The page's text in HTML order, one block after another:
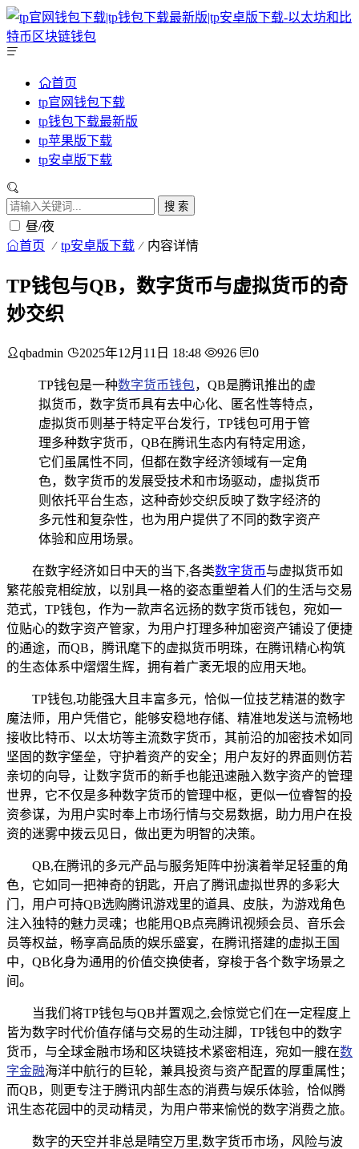
首页
tp官网钱包下载
tp钱包下载最新版
tp苹果版下载
tp安卓版下载
搜 索
昼/夜
首页 tp安卓版下载 内容详情
TP钱包与QB，数字货币与虚拟货币的奇
妙交织
qbadmin 2025年12月11日 18:48 926 0
TP钱包是一种数字货币钱包，QB是腾讯推出的虚
拟货币，数字货币具有去中心化、匿名性等特点，
虚拟货币则基于特定平台发行，TP钱包可用于管
理多种数字货币，QB在腾讯生态内有特定用途，
它们虽属性不同，但都在数字经济领域有一定角
色，数字货币的发展受技术和市场驱动，虚拟货币
则依托平台生态，这种奇妙交织反映了数字经济的
多元性和复杂性，也为用户提供了不同的数字资产
体验和应用场景。
在数字经济如日中天的当下,各类数字货币与虚拟货币如
繁花般竞相绽放，以别具一格的姿态重塑着人们的生活与交易
范式，TP钱包，作为一款声名远扬的数字货币钱包，宛如一
位贴心的数字资产管家，为用户打理多种加密资产铺设了便捷
的通途，而QB，腾讯麾下的虚拟货币明珠，在腾讯精心构筑
的生态体系中熠熠生辉，拥有着广袤无垠的应用天地。
TP钱包,功能强大且丰富多元，恰似一位技艺精湛的数字
魔法师，用户凭借它，能够安稳地存储、精准地发送与流畅地
接收比特币、以太坊等主流数字货币，其前沿的加密技术如同
坚固的数字堡垒，守护着资产的安全；用户友好的界面则仿若
亲切的向导，让数字货币的新手也能迅速融入数字资产的管理
世界，它不仅是多种数字货币的管理中枢，更似一位睿智的投
资参谋，为用户实时奉上市场行情与交易数据，助力用户在投
资的迷雾中拨云见日，做出更为明智的决策。
QB,在腾讯的多元产品与服务矩阵中扮演着举足轻重的角
色，它如同一把神奇的钥匙，开启了腾讯虚拟世界的多彩大
门，用户可持QB选购腾讯游戏里的道具、皮肤，为游戏角色
注入独特的魅力灵魂；也能用QB点亮腾讯视频会员、音乐会
员等权益，畅享高品质的娱乐盛宴，在腾讯搭建的虚拟王国
中，QB化身为通用的价值交换使者，穿梭于各个数字场景之
间。
当我们将TP钱包与QB并置观之,会惊觉它们在一定程度上
皆为数字时代价值存储与交易的生动注脚，TP钱包中的数字
货币，与全球金融市场和区块链技术紧密相连，宛如一艘在数
字金融海洋中航行的巨轮，兼具投资与资产配置的厚重属性；
而QB，则更专注于腾讯内部生态的消费与娱乐体验，恰似腾
讯生态花园中的灵动精灵，为用户带来愉悦的数字消费之旅。
数字的天空并非总是晴空万里,数字货币市场，风险与波